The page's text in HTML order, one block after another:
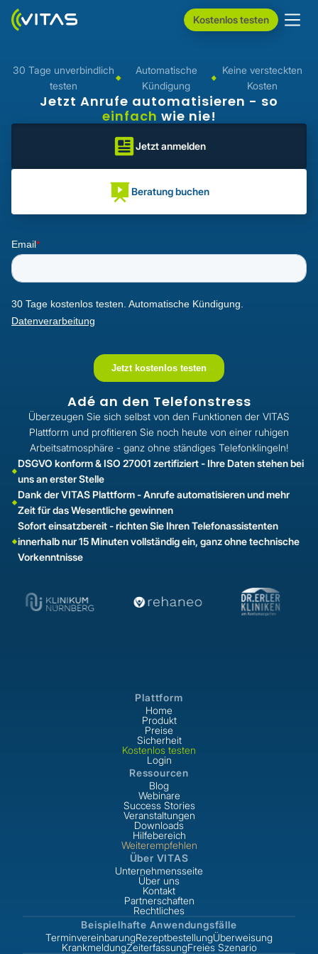
Kostenlos testen
30 Tage unverbindlich
testen
Automatische
Kündigung
Keine versteckten
Kosten
Jetzt Anrufe automatisieren - so
einfach wie nie!
Jetzt anmelden
Beratung buchen
Adé an den Telefonstress
Überzeugen Sie sich selbst von den Funktionen der VITAS
Plattform und profitieren Sie noch heute von einer ruhigen
Arbeitsatmosphäre - ganz ohne ständiges Telefonklingeln!
DSGVO konform & ISO 27001 zertifiziert - Ihre Daten stehen bei
uns an erster Stelle
Dank der VITAS Plattform - Anrufe automatisieren und mehr
Zeit für das Wesentliche gewinnen
Sofort einsatzbereit - richten Sie Ihren Telefonassistenten
innerhalb nur 15 Minuten vollständig ein, ganz ohne technische
Vorkenntnisse
Plattform
Home
Produkt
Preise
Sicherheit
Kostenlos testen
Login
Ressourcen
Blog
Webinare
Success Stories
Veranstaltungen
Downloads
Hilfebereich
Weiterempfehlen
Über VITAS
Unternehmensseite
Über uns
Kontakt
Partnerschaften
Rechtliches
Beispielhafte Anwendungsfälle
TerminvereinbarungRezeptbestellungÜberweisung
KrankmeldungZeiterfassungFreies Szenario